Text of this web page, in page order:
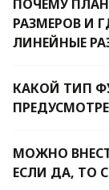
ПОЧЕМУ
РАЗМЕРОВ И
ЛИНЕЙНЫЕ
КАКОЙ ТИП
МОЖНО
ЕСЛИ ДА, ТО